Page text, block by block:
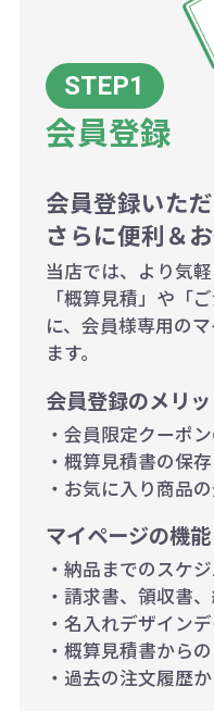
例：200
200個
当たり）
500個
1,000個
り）
会員登録
会員登録いた
さらに便利＆
当店では、より気
「概算見積」や「
に、会員様専用の
ます。
会員登録のメリ
・会員限定クーポ
・概算見積書の保
・お気に入り商品
マイページの機能
・納品までのスケ
・請求書、領収書
・名入れデザイン
・概算見積書から
・過去の注文履歴